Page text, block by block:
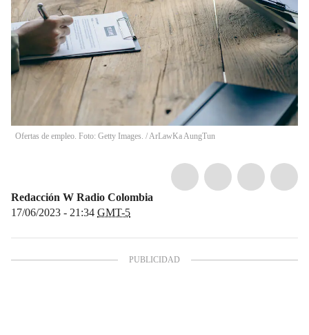
Ofertas de empleo. Foto: Getty Images. /ArLawKa AungTun
Redacción W Radio Colombia
17/06/2023 - 21:34 GMT-5